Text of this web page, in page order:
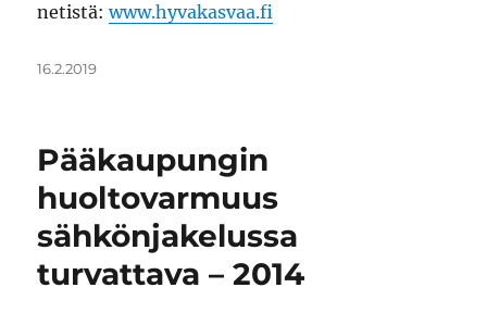
netistä:www.hyvakasvaa.fi
Julkaistu
16.2.2019
Pääkaupungin
huoltovarmuus
sähkönjakelussa
turvattava – 2014